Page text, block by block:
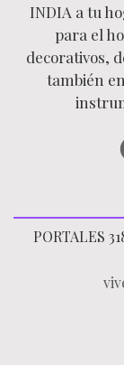
INDIA a tu
para el
decorativos,
también
PORTALES